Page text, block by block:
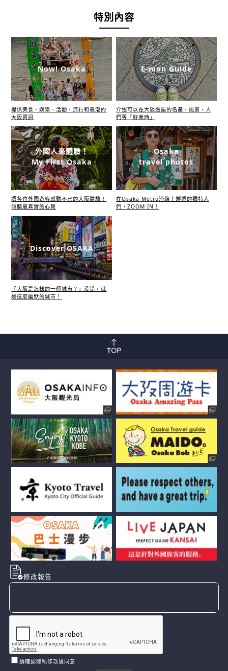
特別內容
Now! Osaka
提供美食、娛樂、活動、流行和最潮的
大阪資訊
E-mon Guide
介绍可以在大阪邂逅的名產、風景、人
們等「好東西」
外國人來體驗！
My First Osaka
讓各位外國遊客感動不已的大阪體驗！
傾聽最真實的心聲
Osaka
travel photos
在Osaka Metro沿線上邂逅的獨特人
們，ZOOM IN！
Discover OSAKA
「大阪是怎樣的一個城市？」没错，就
是這麼幽默的城市！
修改報告
請確認隱私條款後同意